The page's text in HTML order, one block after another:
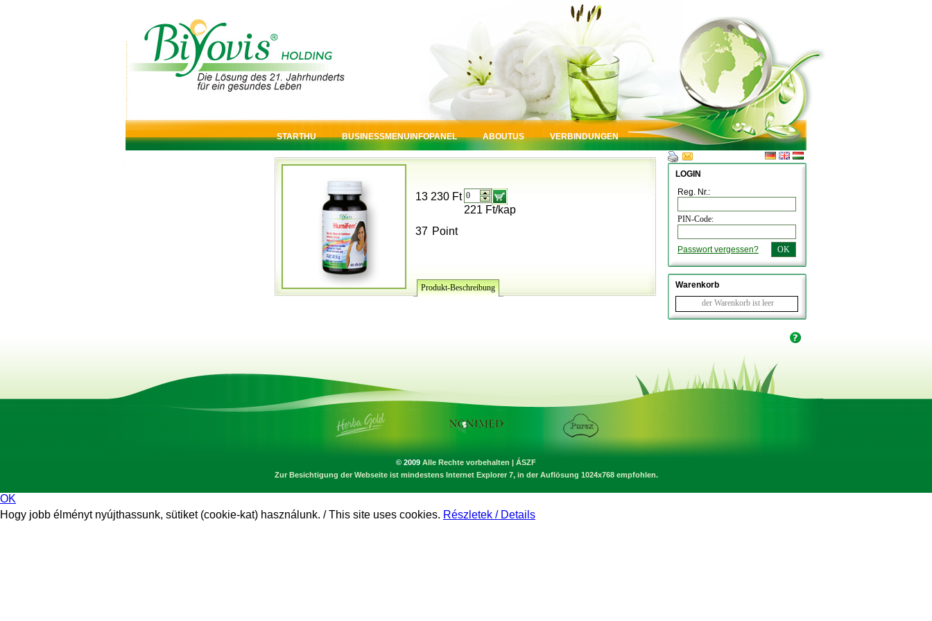
STARTHU BUSINESSMENUINFOPANEL ABOUTUS VERBINDUNGEN
13 230 Ft
221 Ft/kap
37 Point
Produkt-Beschreibung
LOGIN
Reg. Nr.:
PIN-Code:
Passwort vergessen? OK
Warenkorb
der Warenkorb ist leer
© 2009 Alle Rechte vorbehalten | ÁSZF
Zur Besichtigung der Webseite ist mindestens Internet Explorer 7, in der Auflösung 1024x768 empfohlen.
OK
Hogy jobb élményt nyújthassunk, sütiket (cookie-kat) használunk. / This site uses cookies. Részletek / Details